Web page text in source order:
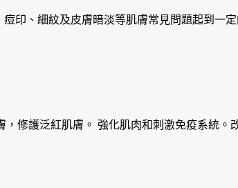
印、細紋及皮膚暗淡等肌膚常見問題起到一
修護泛紅肌膚。 強化肌肉和刺激免疫系統。